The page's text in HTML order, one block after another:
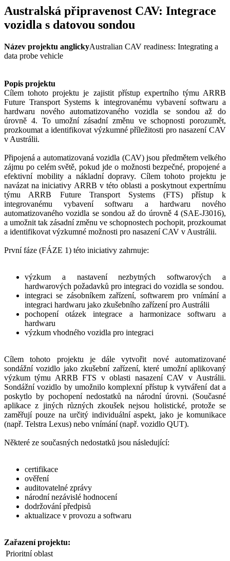
Australská připravenost CAV: Integrace
vozidla s datovou sondou
Název projektu anglickyAustralian CAV readiness: Integrating a
data probe vehicle
Popis projektu
Cílem tohoto projektu je zajistit přístup expertního týmu ARRB
Future Transport Systems k integrovanému vybavení softwaru a
hardwaru nového automatizovaného vozidla se sondou až do
úrovně 4. To umožní zásadní změnu ve schopnosti porozumět,
prozkoumat a identifikovat výzkumné příležitosti pro nasazení CAV
v Austrálii.
Připojená a automatizovaná vozidla (CAV) jsou předmětem velkého
zájmu po celém světě, pokud jde o možnosti bezpečné, propojené a
efektivní mobility a nákladní dopravy. Cílem tohoto projektu je
navázat na iniciativy ARRB v této oblasti a poskytnout expertnímu
týmu ARRB Future Transport Systems (FTS) přístup k
integrovanému vybavení softwaru a hardwaru nového
automatizovaného vozidla se sondou až do úrovně 4 (SAE-J3016),
a umožnit tak zásadní změnu ve schopnostech pochopit, prozkoumat
a identifikovat výzkumné možnosti pro nasazení CAV v Austrálii.
První fáze (FÁZE 1) této iniciativy zahrnuje:
výzkum a nastavení nezbytných softwarových a
hardwarových požadavků pro integraci do vozidla se sondou.
integraci se zásobníkem zařízení, softwarem pro vnímání a
integraci hardwaru jako zkušebního zařízení pro Austrálii
pochopení otázek integrace a harmonizace softwaru a
hardwaru
výzkum vhodného vozidla pro integraci
Cílem tohoto projektu je dále vytvořit nové automatizované
sondážní vozidlo jako zkušební zařízení, které umožní aplikovaný
výzkum týmu ARRB FTS v oblasti nasazení CAV v Austrálii.
Sondážní vozidlo by umožnilo komplexní přístup k vytváření dat a
poskytlo by pochopení nedostatků na národní úrovni. (Současné
aplikace z jiných různých zkoušek nejsou holistické, protože se
zaměřují pouze na určitý individuální aspekt, jako je komunikace
(např. Telstra Lexus) nebo vnímání (např. vozidlo QUT).
Některé ze současných nedostatků jsou následující:
certifikace
ověření
auditovatelné zprávy
národní nezávislé hodnocení
dodržování předpisů
aktualizace v provozu a softwaru
Zařazení projektu:
Prioritní oblast